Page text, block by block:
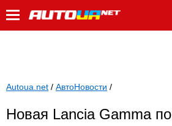
Autoua.net / АвтоНовости /
Новая Lancia Gamma